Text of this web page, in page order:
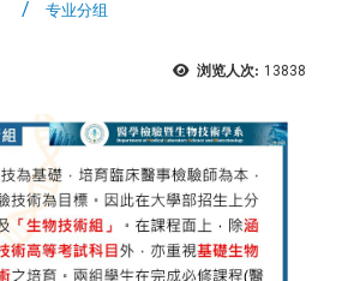
专业分组
浏览人次: 13838